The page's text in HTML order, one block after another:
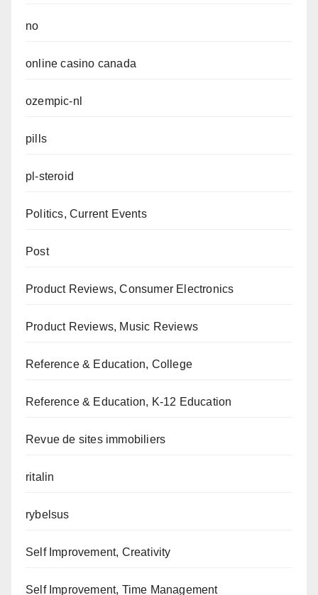
no
online casino canada
ozempic-nl
pills
pl-steroid
Politics, Current Events
Post
Product Reviews, Consumer Electronics
Product Reviews, Music Reviews
Reference & Education, College
Reference & Education, K-12 Education
Revue de sites immobiliers
ritalin
rybelsus
Self Improvement, Creativity
Self Improvement, Time Management